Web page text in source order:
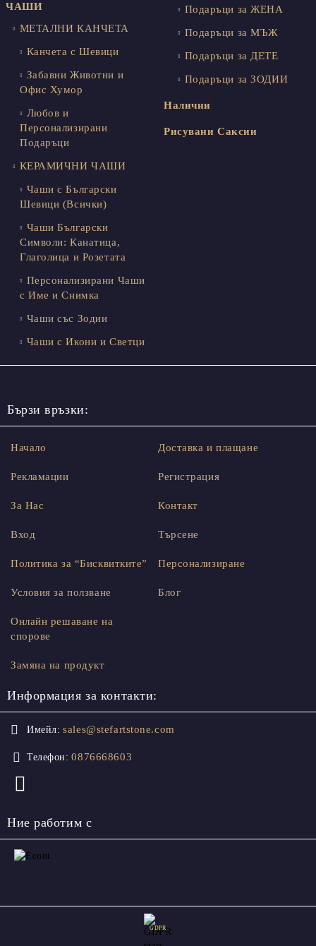
ЧАШИ
МЕТАЛНИ КАНЧЕТА
Канчета с Шевици
Забавни Животни и
Офис Хумор
Любов и
Персонализирани
Подаръци
КЕРАМИЧНИ ЧАШИ
Чаши с Български
Шевици (Всички)
Чаши Български
Символи: Канатица,
Глаголица и Розетата
Персонализирани Чаши
с Име и Снимка
Чаши със Зодии
Чаши с Икони и Светци
Подаръци за ЖЕНА
Подаръци за МЪЖ
Подаръци за ДЕТЕ
Подаръци за ЗОДИИ
Налични
Рисувани Саксии
Бързи връзки:
Начало
Рекламации
За Нас
Вход
Доставка и плащане
Регистрация
Контакт
Търсене
Политика за “Бисквитките”
Условия за ползване
Онлайн решаване на
спорове
Замяна на продукт
Персонализиране
Блог
Информация за контакти:
Имейл: sales@stefartstone.com
Телефон: 0876668603
Ние работим с
GDPR